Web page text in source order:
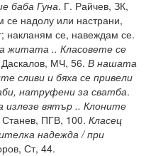
баба Гуна. Г. Райчев, ЗК,
надолу или настрани,
накланям се, навеждам се.
житата .. Класовете се
МЧ, 56. В нашата
сливи и бяха се привели
натруфени за сватба.
излезе вятър .. Клоните
ПГВ, 100. Класец
надежда / при
Ст, 44.